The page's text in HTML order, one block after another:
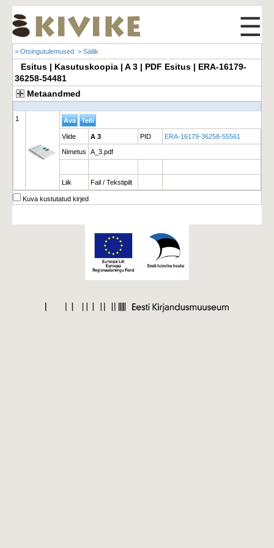
☰
> Otsingutulemused > Säilik
Esitus | Kasutuskoopia | A 3 | PDF Esitus | ERA-16179-
36258-54481
Metaandmed
1
Viide A 3 PID ERA-16179-36258-55561
Nimetus A_3.pdf
Liik Fail / Tekstipilt
Kuva kustutatud kirjed